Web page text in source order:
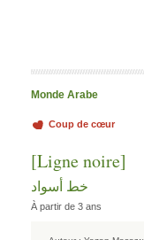
Monde Arabe
Coup de cœur
[Ligne noire]
خط أسواد
À partir de 3 ans